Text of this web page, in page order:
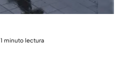
1 minuto lectura